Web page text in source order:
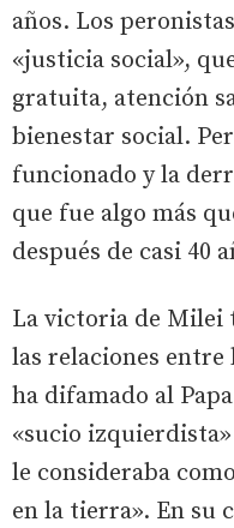
años. Los
«justicia social»,
gratuita, atención
bienestar social.
funcionado y la
que fue algo más
después de casi 40
La victoria de Milei
las relaciones
ha difamado al
«sucio
le consideraba
en la tierra». En su